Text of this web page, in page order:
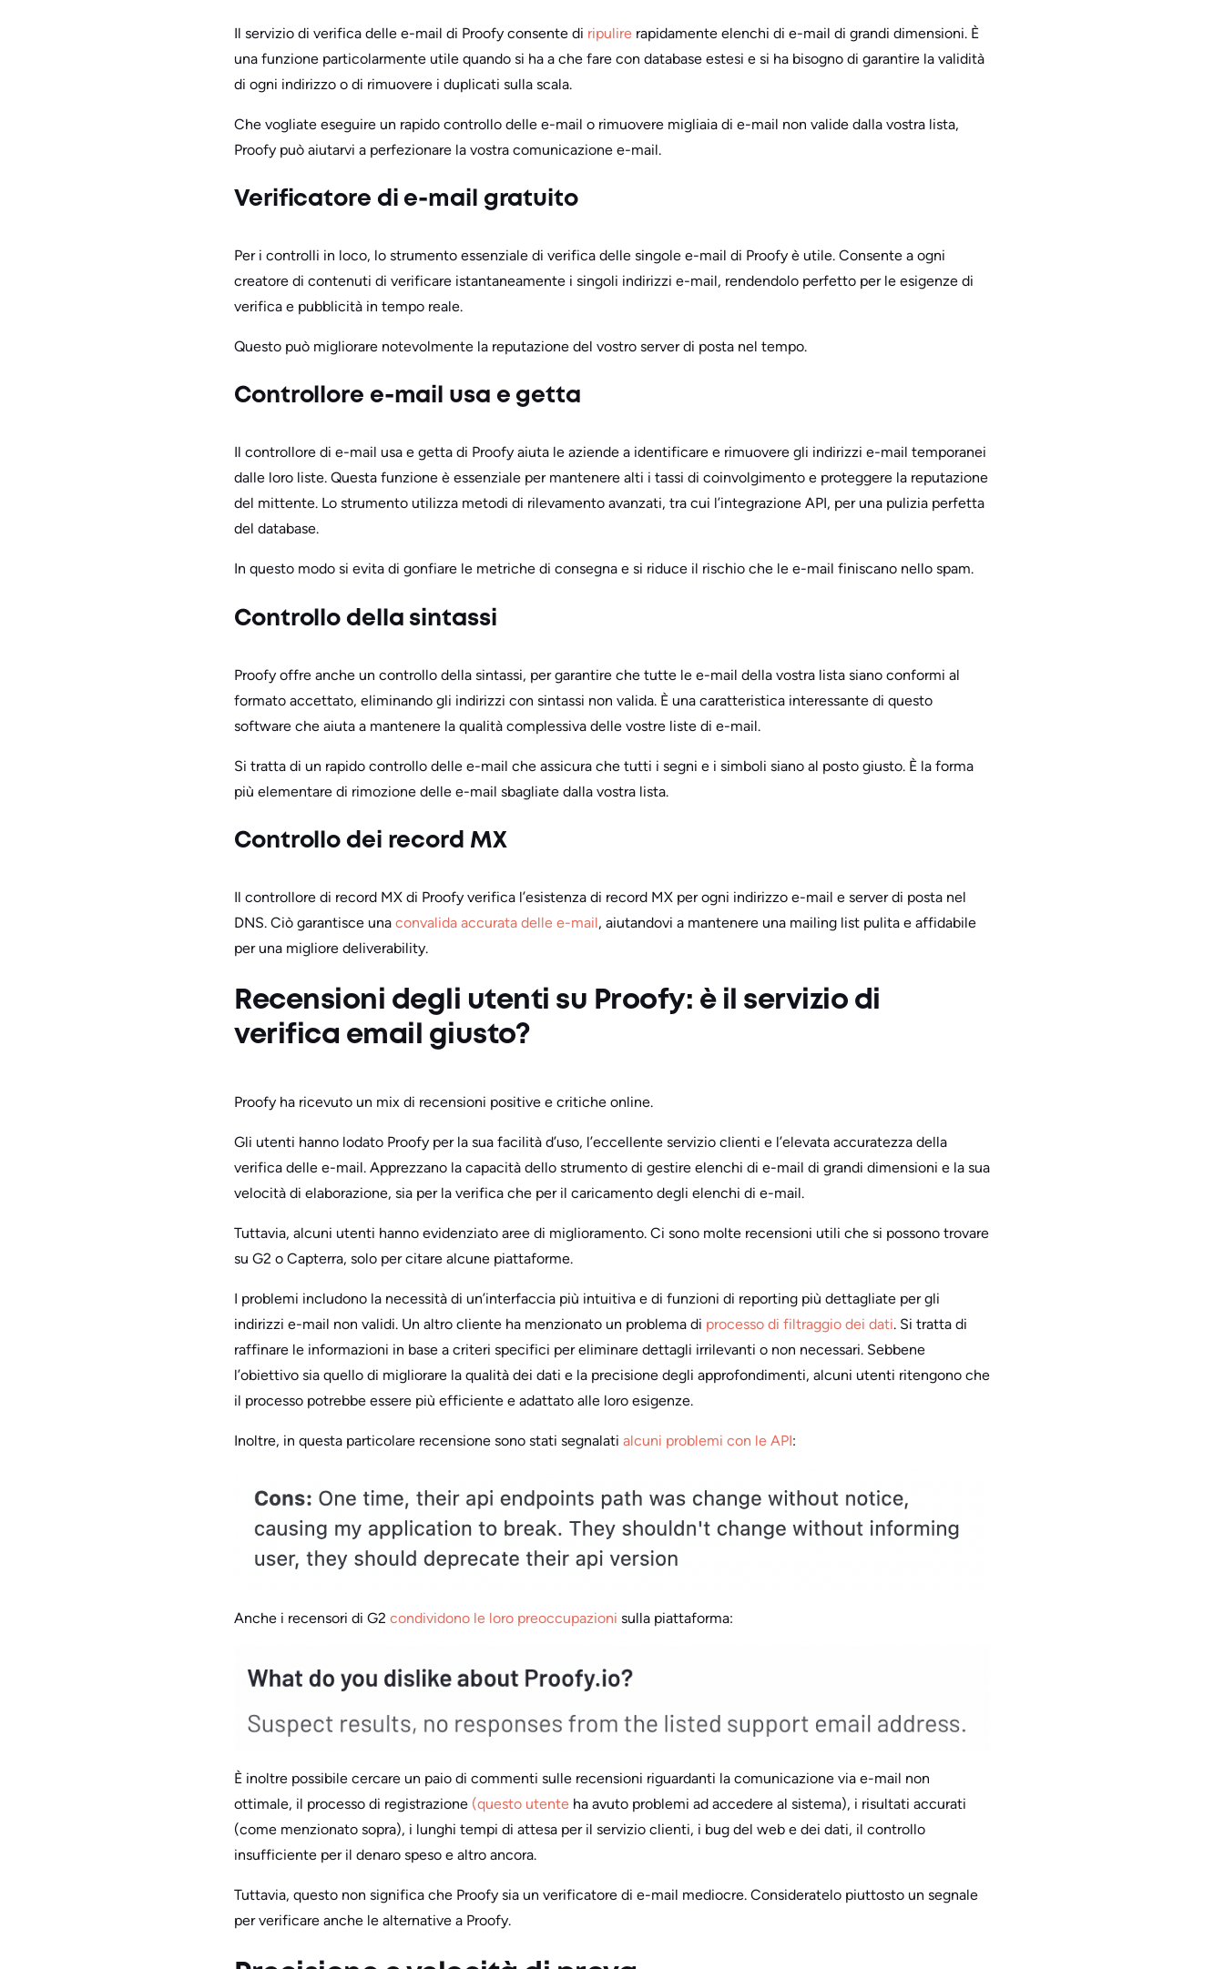
Il servizio di verifica delle e-mail di Proofy consente di ripulire rapidamente elenchi di e-mail di grandi dimensioni. È
una funzione particolarmente utile quando si ha a che fare con database estesi e si ha bisogno di garantire la validità
di ogni indirizzo o di rimuovere i duplicati sulla scala.
Che vogliate eseguire un rapido controllo delle e-mail o rimuovere migliaia di e-mail non valide dalla vostra lista,
Proofy può aiutarvi a perfezionare la vostra comunicazione e-mail.
Verificatore di e-mail gratuito
Per i controlli in loco, lo strumento essenziale di verifica delle singole e-mail di Proofy è utile. Consente a ogni
creatore di contenuti di verificare istantaneamente i singoli indirizzi e-mail, rendendolo perfetto per le esigenze di
verifica e pubblicità in tempo reale.
Questo può migliorare notevolmente la reputazione del vostro server di posta nel tempo.
Controllore e-mail usa e getta
Il controllore di e-mail usa e getta di Proofy aiuta le aziende a identificare e rimuovere gli indirizzi e-mail temporanei
dalle loro liste. Questa funzione è essenziale per mantenere alti i tassi di coinvolgimento e proteggere la reputazione
del mittente. Lo strumento utilizza metodi di rilevamento avanzati, tra cui l’integrazione API, per una pulizia perfetta
del database.
In questo modo si evita di gonfiare le metriche di consegna e si riduce il rischio che le e-mail finiscano nello spam.
Controllo della sintassi
Proofy offre anche un controllo della sintassi, per garantire che tutte le e-mail della vostra lista siano conformi al
formato accettato, eliminando gli indirizzi con sintassi non valida. È una caratteristica interessante di questo
software che aiuta a mantenere la qualità complessiva delle vostre liste di e-mail.
Si tratta di un rapido controllo delle e-mail che assicura che tutti i segni e i simboli siano al posto giusto. È la forma
più elementare di rimozione delle e-mail sbagliate dalla vostra lista.
Controllo dei record MX
Il controllore di record MX di Proofy verifica l’esistenza di record MX per ogni indirizzo e-mail e server di posta nel
DNS. Ciò garantisce una convalida accurata delle e-mail, aiutandovi a mantenere una mailing list pulita e affidabile
per una migliore deliverability.
Recensioni degli utenti su Proofy: è il servizio di
verifica email giusto?
Proofy ha ricevuto un mix di recensioni positive e critiche online.
Gli utenti hanno lodato Proofy per la sua facilità d’uso, l’eccellente servizio clienti e l’elevata accuratezza della
verifica delle e-mail. Apprezzano la capacità dello strumento di gestire elenchi di e-mail di grandi dimensioni e la sua
velocità di elaborazione, sia per la verifica che per il caricamento degli elenchi di e-mail.
Tuttavia, alcuni utenti hanno evidenziato aree di miglioramento. Ci sono molte recensioni utili che si possono trovare
su G2 o Capterra, solo per citare alcune piattaforme.
I problemi includono la necessità di un’interfaccia più intuitiva e di funzioni di reporting più dettagliate per gli
indirizzi e-mail non validi. Un altro cliente ha menzionato un problema di processo di filtraggio dei dati. Si tratta di
raffinare le informazioni in base a criteri specifici per eliminare dettagli irrilevanti o non necessari. Sebbene
l’obiettivo sia quello di migliorare la qualità dei dati e la precisione degli approfondimenti, alcuni utenti ritengono che
il processo potrebbe essere più efficiente e adattato alle loro esigenze.
Inoltre, in questa particolare recensione sono stati segnalati alcuni problemi con le API:
Anche i recensori di G2 condividono le loro preoccupazioni sulla piattaforma:
È inoltre possibile cercare un paio di commenti sulle recensioni riguardanti la comunicazione via e-mail non
ottimale, il processo di registrazione (questo utente ha avuto problemi ad accedere al sistema), i risultati accurati
(come menzionato sopra), i lunghi tempi di attesa per il servizio clienti, i bug del web e dei dati, il controllo
insufficiente per il denaro speso e altro ancora.
Tuttavia, questo non significa che Proofy sia un verificatore di e-mail mediocre. Consideratelo piuttosto un segnale
per verificare anche le alternative a Proofy.